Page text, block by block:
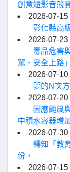
創意短影音競
2026-07-15
彰化縣高
2026-07-23
毒品危害
駕、安全上路
2026-07-10
夢的N次
2026-07-20
因應颱風
中積水容器增
2026-07-30
轉知「教
份，
2026-07-15